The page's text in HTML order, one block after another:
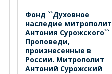
Фонд ``Духовное
наследие
Антония Сурожского``
Проповеди,
произнесенные в
России. Митрополит
Антоний Сурожский